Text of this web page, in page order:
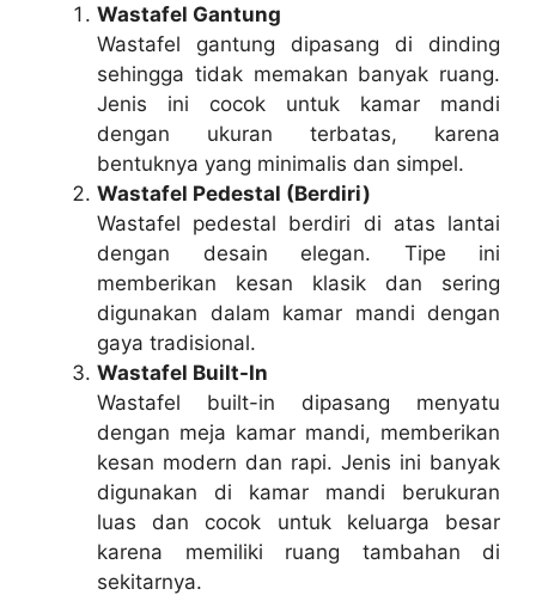
Wastafel Gantung
Wastafel gantung dipasang di dinding
sehingga tidak memakan banyak ruang.
Jenis ini cocok untuk kamar mandi
dengan ukuran terbatas, karena
bentuknya yang minimalis dan simpel.
Wastafel Pedestal (Berdiri)
Wastafel pedestal berdiri di atas lantai
dengan desain elegan. Tipe ini
memberikan kesan klasik dan sering
digunakan dalam kamar mandi dengan
gaya tradisional.
Wastafel Built-In
Wastafel built-in dipasang menyatu
dengan meja kamar mandi, memberikan
kesan modern dan rapi. Jenis ini banyak
digunakan di kamar mandi berukuran
luas dan cocok untuk keluarga besar
karena memiliki ruang tambahan di
sekitarnya.